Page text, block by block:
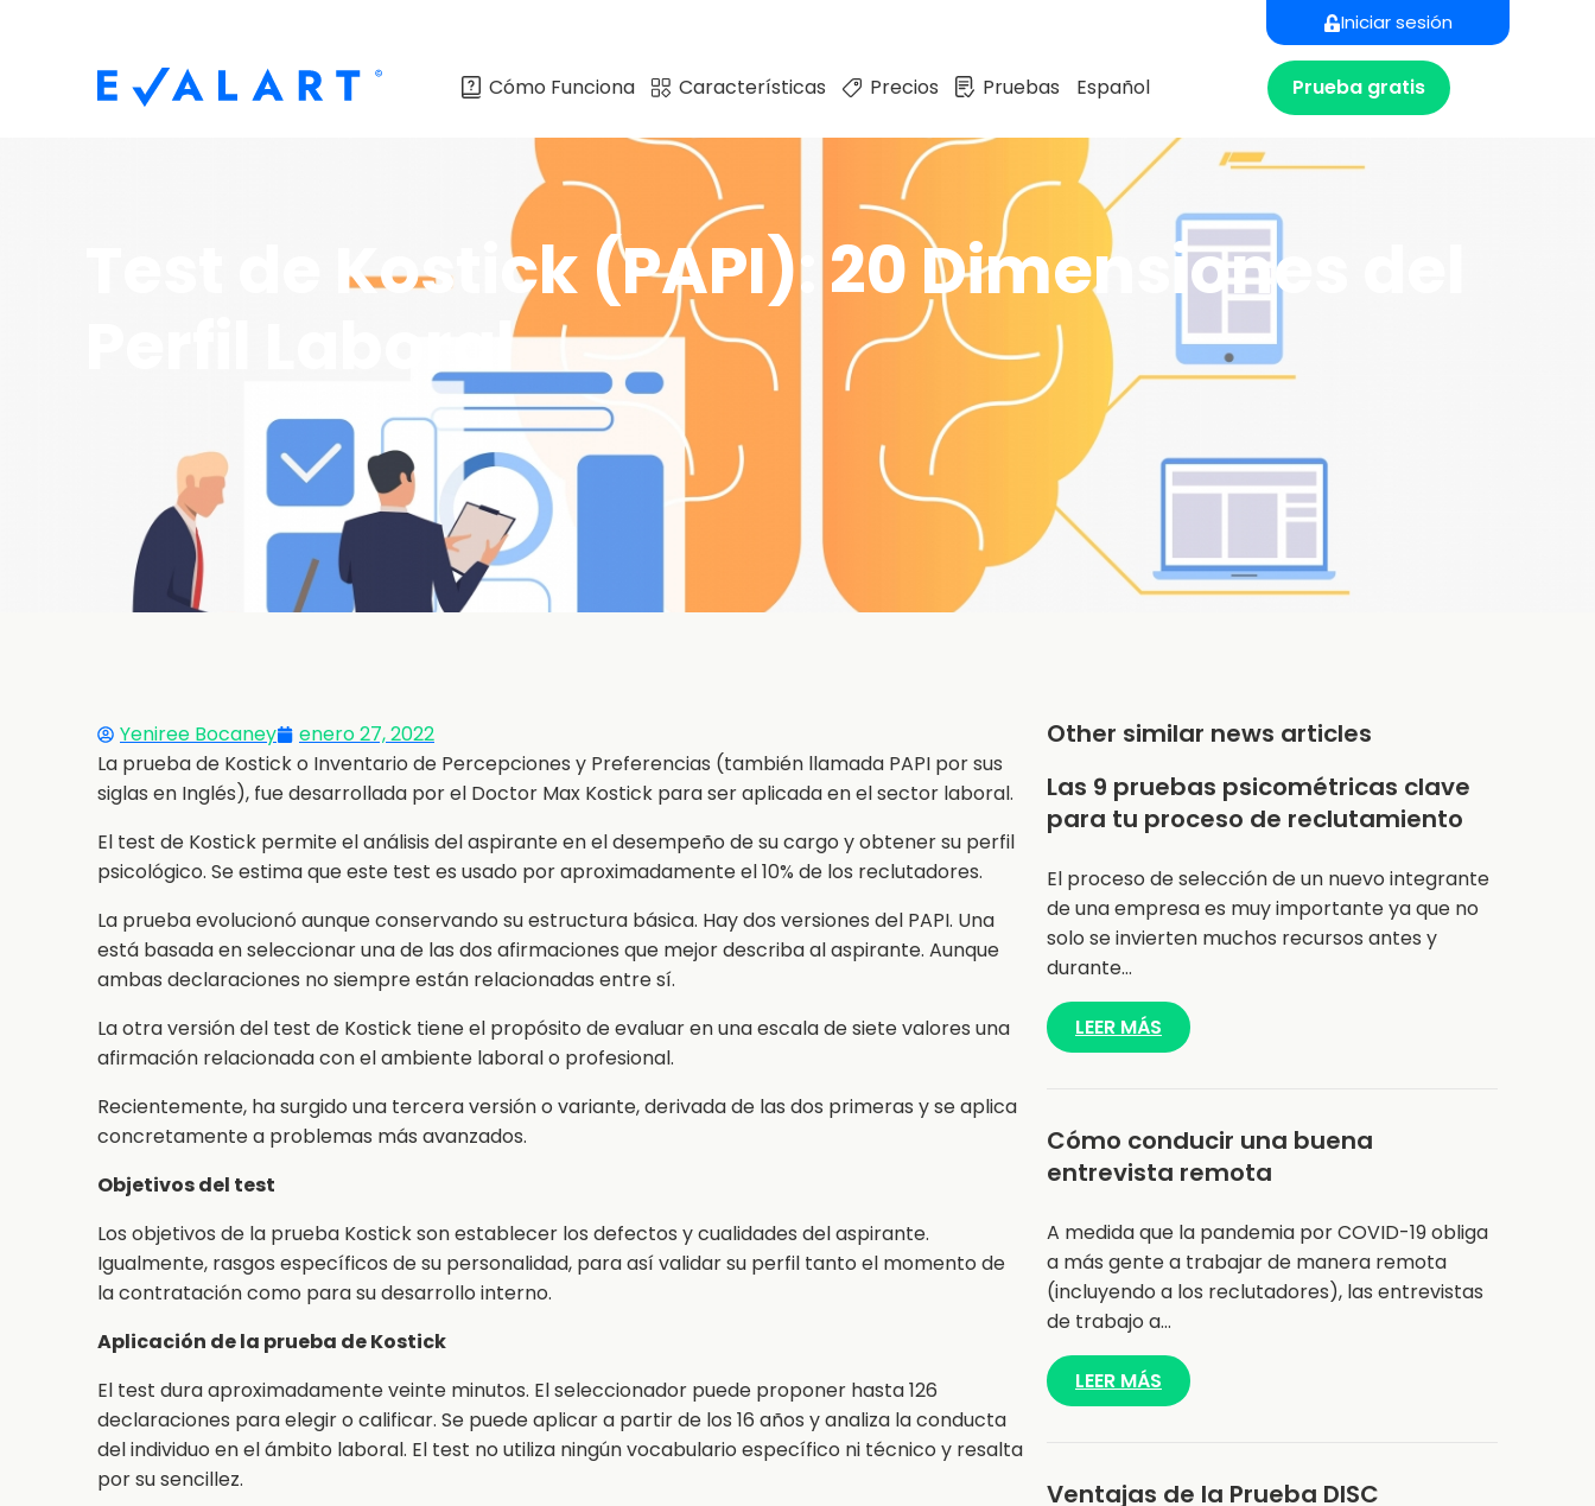
Iniciar sesión
Cómo Funciona Características Precios Pruebas Español Prueba gratis
Test de Kostick (PAPI): 20 Dimensiones del
Perfil Laboral
Yeniree Bocaney
enero 27, 2022
La prueba de Kostick o Inventario de Percepciones y Preferencias (también llamada PAPI por sus
siglas en Inglés), fue desarrollada por el Doctor Max Kostick para ser aplicada en el sector laboral.
El test de Kostick permite el análisis del aspirante en el desempeño de su cargo y obtener su perfil
psicológico. Se estima que este test es usado por aproximadamente el 10% de los reclutadores.
La prueba evolucionó aunque conservando su estructura básica. Hay dos versiones del PAPI. Una
está basada en seleccionar una de las dos afirmaciones que mejor describa al aspirante. Aunque
ambas declaraciones no siempre están relacionadas entre sí.
La otra versión del test de Kostick tiene el propósito de evaluar en una escala de siete valores una
afirmación relacionada con el ambiente laboral o profesional.
Recientemente, ha surgido una tercera versión o variante, derivada de las dos primeras y se aplica
concretamente a problemas más avanzados.
Objetivos del test
Los objetivos de la prueba Kostick son establecer los defectos y cualidades del aspirante.
Igualmente, rasgos específicos de su personalidad, para así validar su perfil tanto el momento de
la contratación como para su desarrollo interno.
Aplicación de la prueba de Kostick
El test dura aproximadamente veinte minutos. El seleccionador puede proponer hasta 126
declaraciones para elegir o calificar. Se puede aplicar a partir de los 16 años y analiza la conducta
del individuo en el ámbito laboral. El test no utiliza ningún vocabulario específico ni técnico y resalta
por su sencillez.
Other similar news articles
Las 9 pruebas psicométricas clave
para tu proceso de reclutamiento
El proceso de selección de un nuevo integrante
de una empresa es muy importante ya que no
solo se invierten muchos recursos antes y
durante…
LEER MÁS
Cómo conducir una buena
entrevista remota
A medida que la pandemia por COVID-19 obliga
a más gente a trabajar de manera remota
(incluyendo a los reclutadores), las entrevistas
de trabajo a…
LEER MÁS
Ventajas de la Prueba DISC